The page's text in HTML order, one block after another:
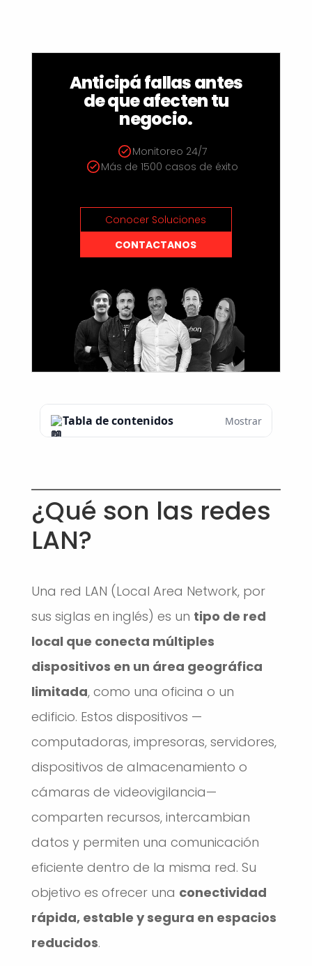
Anticipá fallas antes
de que afecten tu
negocio.
Monitoreo 24/7
Más de 1500 casos de éxito
Conocer Soluciones
CONTACTANOS
Tabla de contenidos Mostrar
¿Qué son las redes
LAN?
Una red LAN (Local Area Network, por
sus siglas en inglés) es un tipo de red
local que conecta múltiples
dispositivos en un área geográfica
limitada, como una oficina o un
edificio. Estos dispositivos —
computadoras, impresoras, servidores,
dispositivos de almacenamiento o
cámaras de videovigilancia—
comparten recursos, intercambian
datos y permiten una comunicación
eficiente dentro de la misma red. Su
objetivo es ofrecer una conectividad
rápida, estable y segura en espacios
reducidos.